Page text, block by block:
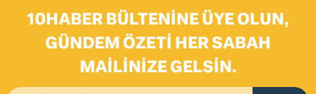
10HABER BÜLTENINE ÜYE OLUN,
GÜNDEM ÖZETI HER SABAH
MAILINIZE GELSIN.